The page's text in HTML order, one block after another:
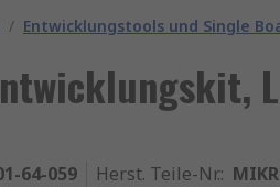
/ Entwicklungstools und Single
64-059 Herst. Teile-Nr.: